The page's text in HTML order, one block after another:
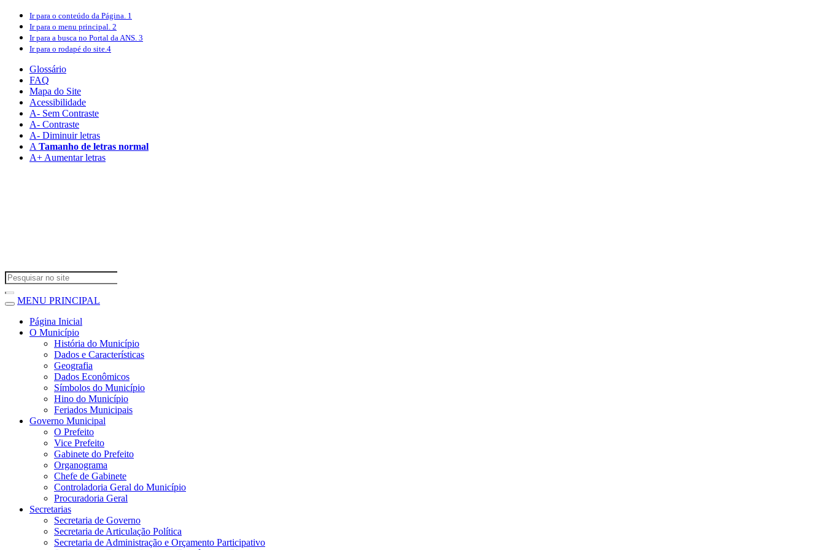
Ir para o conteúdo da Página. 1
Ir para o menu principal. 2
Ir para a busca no Portal da ANS. 3
Ir para o rodapé do site.4
Glossário
FAQ
Mapa do Site
Acessibilidade
A- Sem Contraste
A- Contraste
A- Diminuir letras
A Tamanho de letras normal
A+ Aumentar letras
MENU PRINCIPAL
Página Inicial
O Município
História do Município
Dados e Características
Geografia
Dados Econômicos
Símbolos do Município
Hino do Município
Feriados Municipais
Governo Municipal
O Prefeito
Vice Prefeito
Gabinete do Prefeito
Organograma
Chefe de Gabinete
Controladoria Geral do Município
Procuradoria Geral
Secretarias
Secretaria de Governo
Secretaria de Articulação Política
Secretaria de Administração e Orçamento Participativo